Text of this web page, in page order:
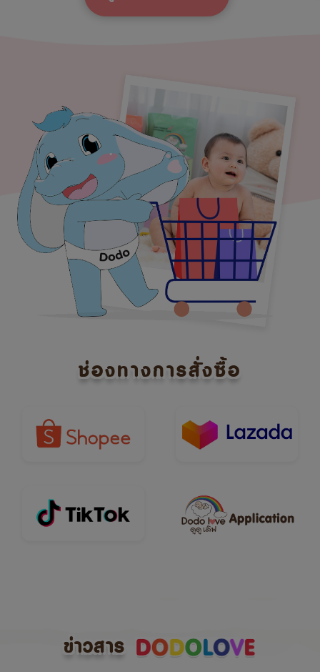
ช่องทางการสั่งซื้อ
ข่าวสาร